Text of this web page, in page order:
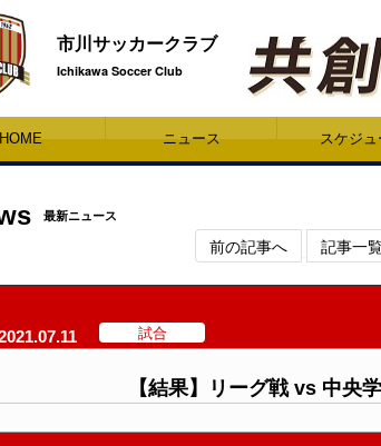
市川サッカークラブ
Ichikawa Soccer Club
ニュース スケジュ
最新ニュース
前の記事へ 記事一
試合
【結果】リーグ戦 vs 中央